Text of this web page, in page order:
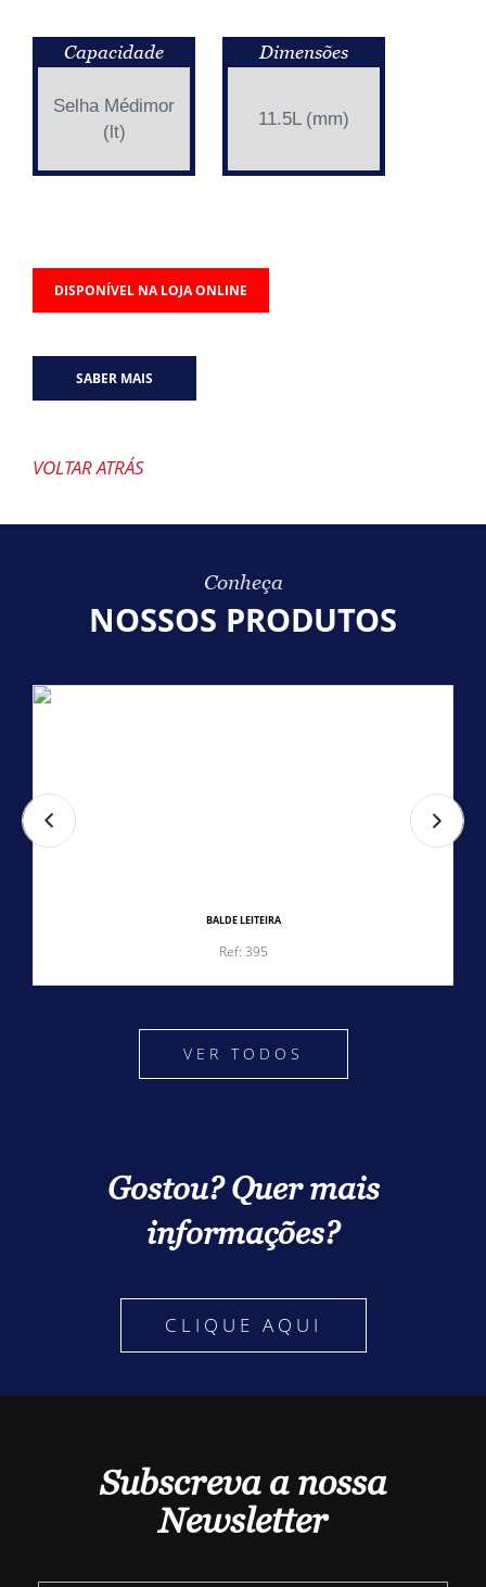
Capacidade
Selha Médimor
(lt)
Dimensões
11.5L (mm)
DISPONÍVEL NA LOJA ONLINE
SABER MAIS
VOLTAR ATRÁS
Conheça
NOSSOS PRODUTOS
BALDE LEITEIRA
Ref: 395
VER TODOS
Gostou? Quer mais
informações?
CLIQUE AQUI
Subscreva a nossa
Newsletter